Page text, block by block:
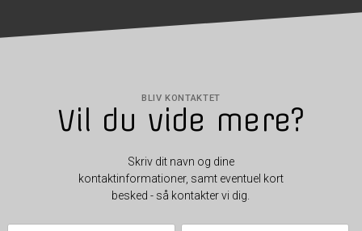
BLIV KONTAKTET
Vil du vide mere?
Skriv dit navn og dine
kontaktinformationer, samt eventuel kort
besked - så kontakter vi dig.